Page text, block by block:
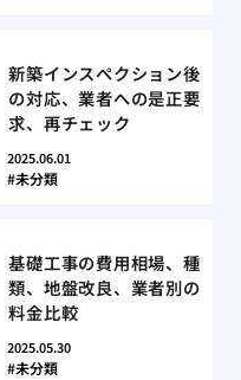
新築インスペクション後
の対応、業者への是正要
求、再チェック
2025.06.01
未分類
基礎工事の費用相場、種
類、地盤改良、業者別の
料金比較
2025.05.30
未分類